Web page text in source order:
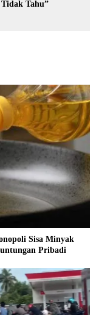
Tahu”
Sisa Minyak
Pribadi